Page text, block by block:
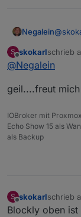
Negalein@
Im
S
Offline
skokarlschrieb
zuletzt
@Negalein
geil....freut mich
IOBroker mit
Echo Show 15 als
als Backup
S
Offline
skokarlschrieb
zuletzt
Blockly oben